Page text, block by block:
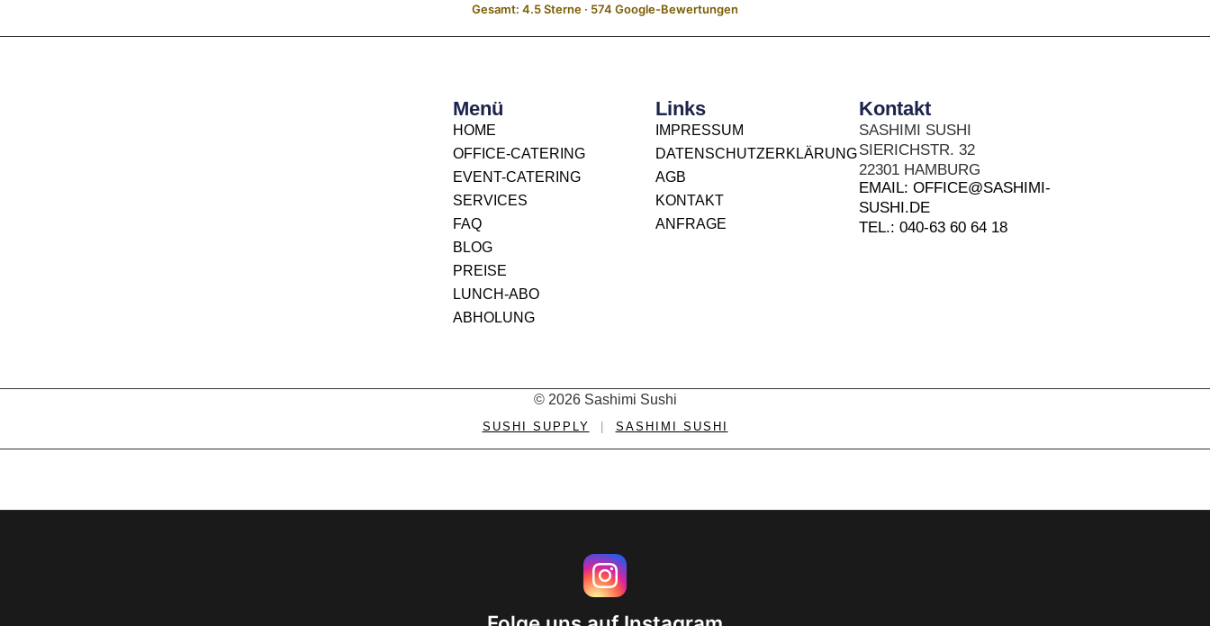
Gesamt: 4.5 Sterne · 574 Google-Bewertungen
Menü
HOME
OFFICE-CATERING
EVENT-CATERING
SERVICES
FAQ
BLOG
PREISE
LUNCH-ABO
ABHOLUNG
Links
IMPRESSUM
DATENSCHUTZERKLÄRUNG
AGB
KONTAKT
ANFRAGE
Kontakt
SASHIMI SUSHI
SIERICHSTR. 32
22301 HAMBURG
EMAIL: OFFICE@SASHIMI-
SUSHI.DE
TEL.: 040-63 60 64 18
© 2026 Sashimi Sushi
SUSHI SUPPLY SASHIMI SUSHI